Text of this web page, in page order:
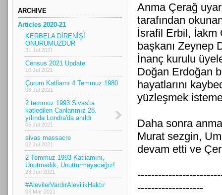
ARCHIVE
Articles 2020-21
KERBELA DİRENİŞİ
ONURUMUZDUR
31 Jul 2021
Census 2021 Update
10 Jul 2021
Çorum Katliamı 4 Temmuz 1980
06 Jul 2021
2 temmuz 1993 Sivas'ta
katledilen Canlarımız 28.
yılında Londra'da anıldı
05 Jul 2021
sivas massacre
02 Jul 2021
2 Temmuz 1993 Katliamını,
Unutmadık, Unutturmayacağız!
28 Jun 2021
#AlevilerVardırAlevilikHaktır
06 Mar 2021
Anma Çerağ
tarafından
İsrafil Erbil, İakm
başkanı Zeynep
İnanç kurulu
Doğan Erdoğan
hayatlarını
yüzleşmek
Daha sonra
Murat sezgin,
devam etti ve
-------------------